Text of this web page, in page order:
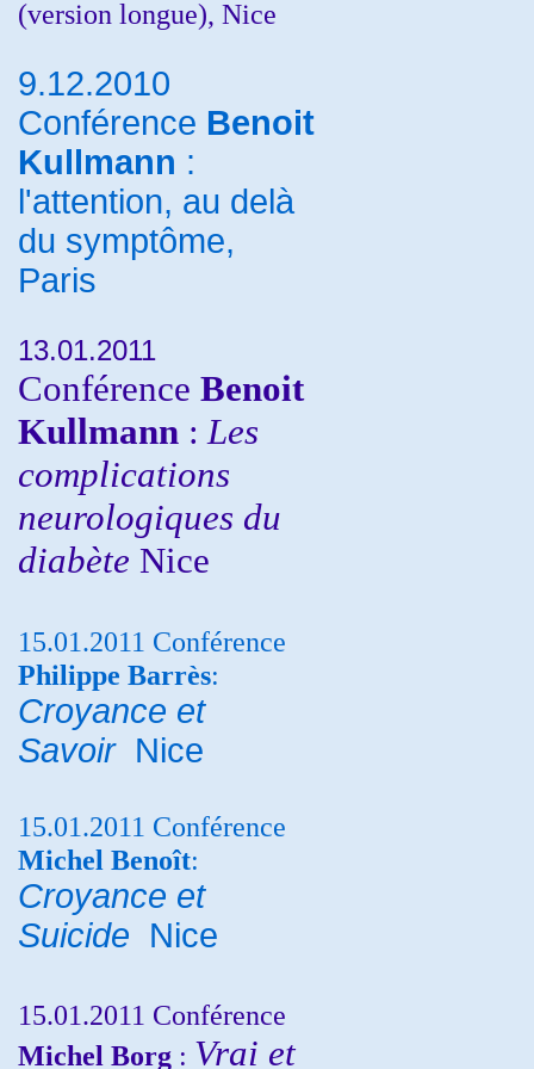
(version longue), Nice
9.12.2010
Conférence Benoit
Kullmann :
l'attention, au delà
du symptôme,
Paris
13.01.2011
Conférence Benoit
Kullmann : Les
complications
neurologiques du
diabète Nice
15.01.2011 Conférence
Philippe Barrès:
Croyance et
Savoir Nice
15.01.2011 Conférence
Michel Benoît:
Croyance et
Suicide Nice
15.01.2011 Conférence
Michel Borg : Vrai et